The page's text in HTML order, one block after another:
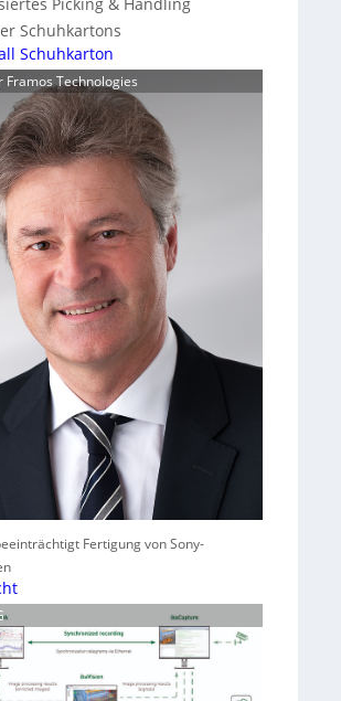
Schuhkartons
Schuhkarton
Framos Technologies
Fertigung von Sony-